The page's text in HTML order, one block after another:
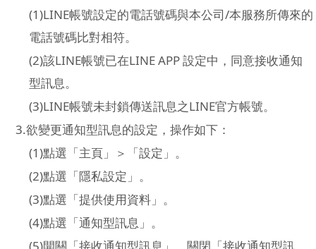
(1)LINE帳號設定的電話號碼與本公司 /本服務所傳來的
電話號碼比對相符。
(2)該LINE帳號已在LINE APP 設定中，同意接收通知
型訊息。
(3)LINE帳號未封鎖傳送訊息之LINE官方帳號。
3.欲變更通知型訊息的設定，操作如下：
(1)點選「主頁」＞「設定」。
(2)點選「隱私設定」。
(3)點選「提供使用資料」。
(4)點選「通知型訊息」。
(5)開關「接收通知型訊息」。關閉「接收通知型訊